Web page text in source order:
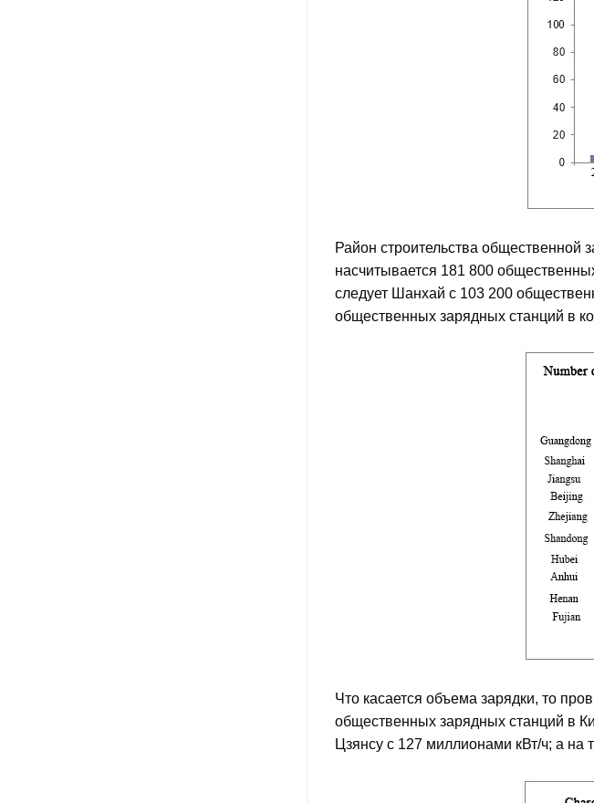
Район строительства общественной
насчитывается 181 800
следует Шанхай с 103 200
общественных зарядных станций в
Что касается объема зарядки, то
общественных зарядных станций в
Цзянсу с 127 миллионами кВт/ч; а